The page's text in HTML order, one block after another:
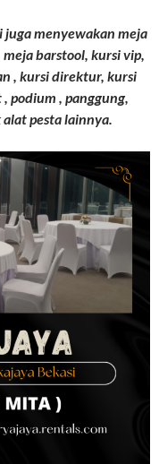
menyewakan meja
barstool, kursi vip,
, kursi direktur, kursi
podium , panggung,
pesta lainnya.